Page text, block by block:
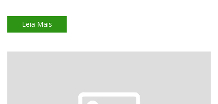
Leia Mais